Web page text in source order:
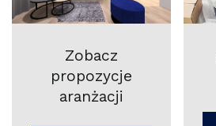
Zobacz
propozycje
aranżacji